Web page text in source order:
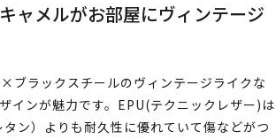
ャメルがお部屋にヴィンテージ
ブラックスチールのヴィンテージライクな
インが魅力です。EPU(テクニックレザー)は
ン）よりも耐久性に優れていて傷などがつ